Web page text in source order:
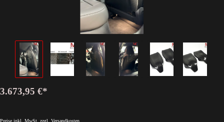
3.673,95 €*
Preise inkl. MwSt. zzgl. Versandkosten